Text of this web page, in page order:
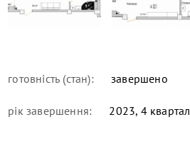
готовність (стан): завершено
рік завершення: 2023, 4 квартал